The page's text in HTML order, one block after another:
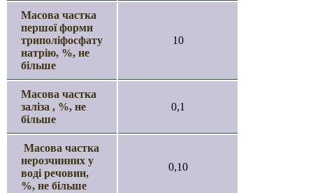
Масова частка
першої форми
триполіфосфату
натрію, %, не
більше
10
Масова частка
заліза , %, не
більше
0,1
Масова частка
нерозчинних у
воді речовин,
%, не більше
0,10